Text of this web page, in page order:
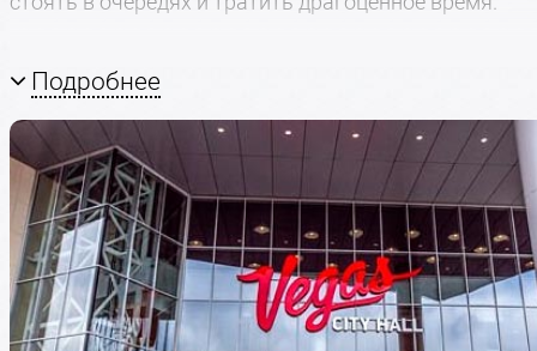
Вегас Сити Холл
Большому кораблю - большое плавание! А
мероприятию - великолепный зал! Речь, конечно же,
Hall - уникальном и непревзойденном концертном
расположившемся на территории Крокус Сити в
Крокус Экспо. Появление в Москве в корне меняет
представление о закрытых концертных площадках.
сегодняшний день это единственный зал в России,
спроектированный и оснащенный по самым
мировым техническим стандартам.
Подробнее